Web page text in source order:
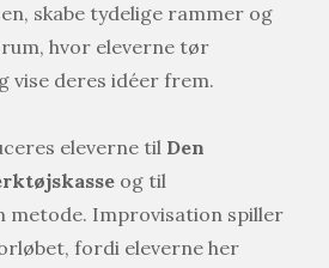
skabe tydelige rammer og
hvor eleverne tør
vise deres idéer frem.
eleverne til Den
og til
metode. Improvisation spiller
fordi eleverne her